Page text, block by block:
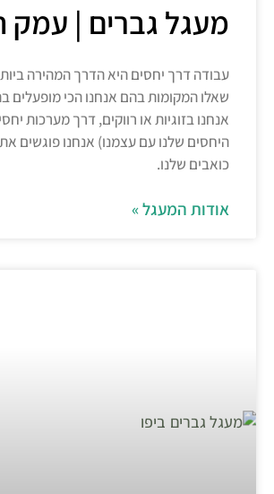
מעגל גברים | עמק
עבודה דרך יחסים היא הדרך המהירה ביותר
שאלו המקומות בהם אנחנו הכי מופעלים
אנחנו בזוגיות או רווקים, דרך מערכות
היחסים שלנו עם עצמנו) אנחנו פוגשים
כואבים שלנו.
אודות המעגל »